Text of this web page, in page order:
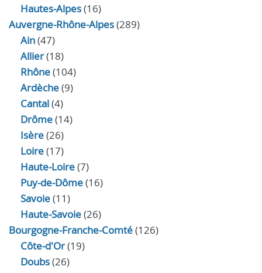
Hautes-Alpes(16)
Auvergne-Rhône-Alpes(289)
Ain(47)
Allier(18)
Rhône(104)
Ardèche(9)
Cantal(4)
Drôme(14)
Isère(26)
Loire(17)
Haute-Loire(7)
Puy-de-Dôme(16)
Savoie(11)
Haute-Savoie(26)
Bourgogne-Franche-Comté(126)
Côte-d'Or(19)
Doubs(26)